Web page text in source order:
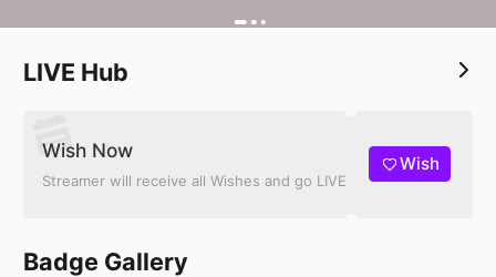
LIVE Hub
Wish Now
Streamer will receive all Wishes and go LIVE
Wish
Badge Gallery